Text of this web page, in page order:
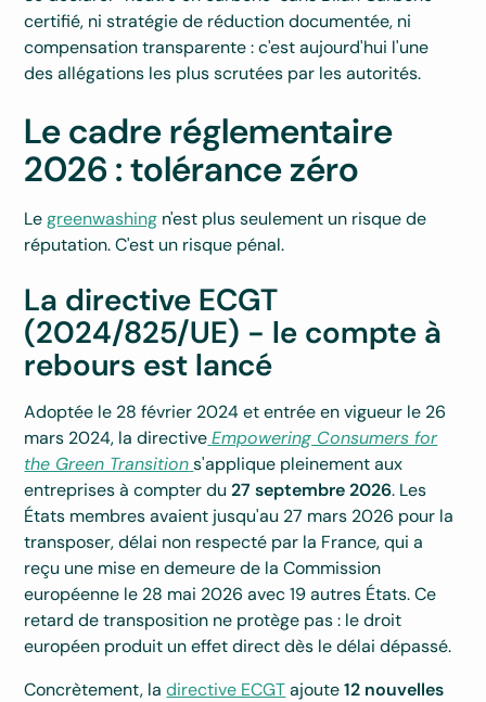
certifié, ni stratégie de réduction documentée, ni
compensation transparente : c'est aujourd'hui l'une
des allégations les plus scrutées par les autorités.
Le cadre réglementaire
2026 : tolérance zéro
Legreenwashing n'est plus seulement un risque de
réputation. C'est un risque pénal.
La directive ECGT
(2024/825/UE) - le compte à
rebours est lancé
Adoptée le 28 février 2024 et entrée en vigueur le 26
mars 2024, la directive Empowering Consumers for
the Green Transition s'applique pleinement aux
entreprises à compter du27 septembre 2026. Les
États membres avaient jusqu'au 27 mars 2026 pour la
transposer, délai non respecté par la France, qui a
reçu une mise en demeure de la Commission
européenne le 28 mai 2026 avec 19 autres États. Ce
retard de transposition ne protège pas : le droit
européen produit un effet direct dès le délai dépassé.
Concrètement, ladirective ECGTajoute12 nouvelles